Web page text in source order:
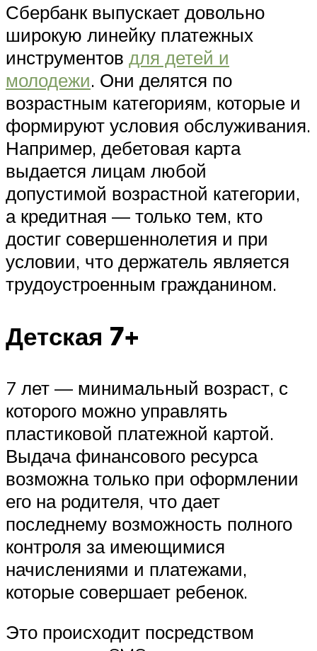
Сбербанк выпускает довольно
широкую линейку платежных
инструментов для детей и
молодежи. Они делятся по
возрастным категориям, которые и
формируют условия обслуживания.
Например, дебетовая карта
выдается лицам любой
допустимой возрастной категории,
а кредитная — только тем, кто
достиг совершеннолетия и при
условии, что держатель является
трудоустроенным гражданином.
Детская 7+
7 лет — минимальный возраст, с
которого можно управлять
пластиковой платежной картой.
Выдача финансового ресурса
возможна только при оформлении
его на родителя, что дает
последнему возможность полного
контроля за имеющимися
начислениями и платежами,
которые совершает ребенок.
Это происходит посредством